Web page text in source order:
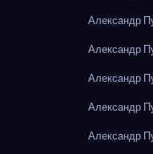
Александр
Александр
Александр
Александр
Александр